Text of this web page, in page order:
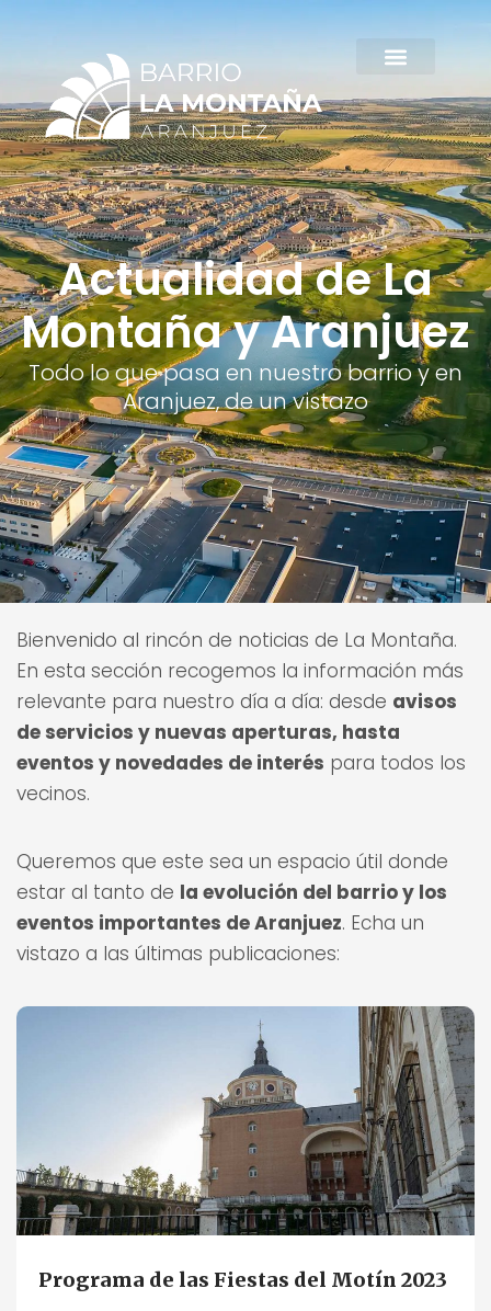
contenido
Actualidad de La
Montaña y Aranjuez
Todo lo que pasa en nuestro barrio y en
Aranjuez, de un vistazo
Bienvenido al rincón de noticias de La Montaña.
En esta sección recogemos la información más
relevante para nuestro día a día: desde avisos
de servicios y nuevas aperturas, hasta
eventos y novedades de interés para todos los
vecinos.
Queremos que este sea un espacio útil donde
estar al tanto de la evolución del barrio y los
eventos importantes de Aranjuez. Echa un
vistazo a las últimas publicaciones:
Programa de las Fiestas del Motín 2023
e
g
e
a
g
e
g
e